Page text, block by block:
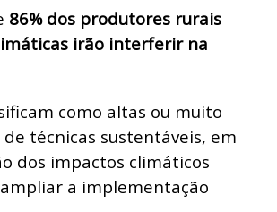
86% dos produtores rurais
irão interferir na
como altas ou muito
técnicas sustentáveis, em
dos impactos climáticos
a implementação